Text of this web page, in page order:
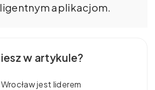
aplikacjom.
w artykule?
jest liderem